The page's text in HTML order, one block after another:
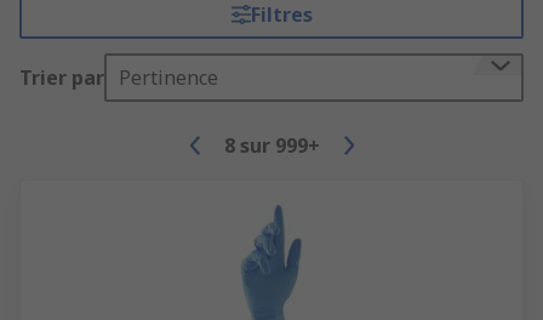
Filtres
Trier par Pertinence
8 sur 999+